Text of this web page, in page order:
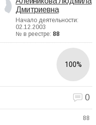
Дмитриевна
Начало деятельности:
02.12.2003
№ в реестре: 88
100%
0
88